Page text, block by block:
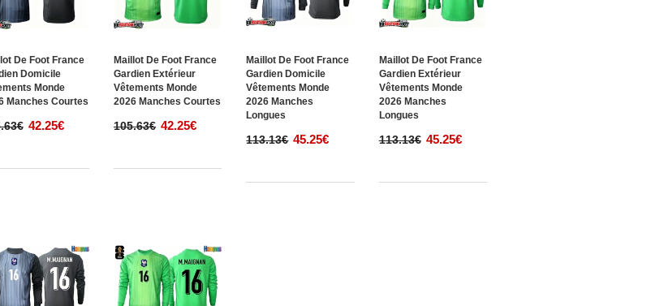
De Foot France
Domicile
Monde
Manches Courtes
42.25€
Maillot De Foot France
Gardien Extérieur
Vêtements Monde
2026 Manches Courtes
105.63€ 42.25€
Maillot De Foot France
Gardien Domicile
Vêtements Monde
2026 Manches
Longues
113.13€ 45.25€
Maillot De Foot France
Gardien Extérieur
Vêtements Monde
2026 Manches
Longues
113.13€ 45.25€